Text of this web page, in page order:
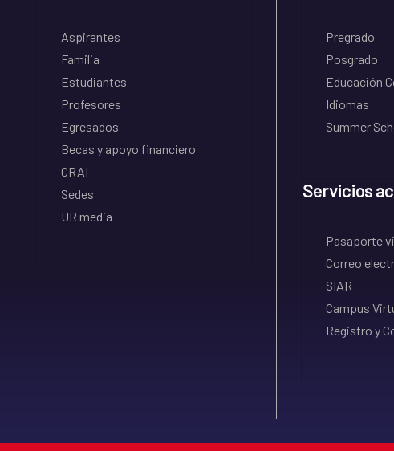
Aspirantes
Familia
Estudiantes
Profesores
Egresados
Becas y apoyo financiero
CRAI
Sedes
UR media
Pregrado
Posgrado
Educación
Idiomas
Summer
Servicios
Pasaporte
Correo
SIAR
Campus
Registro y